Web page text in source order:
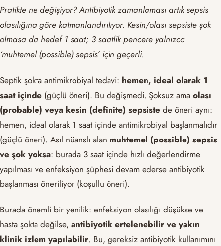
Pratikte ne değişiyor? Antibiyotik zamanlaması artık sepsis
olasılığına göre katmanlandırılıyor. Kesin/olası sepsiste şok
olmasa da hedef 1 saat; 3 saatlik pencere yalnızca
‘muhtemel (possible) sepsis’ için geçerli.
Septik şokta antimikrobiyal tedavi: hemen, ideal olarak 1
saat içinde (güçlü öneri). Bu değişmedi. Şoksuz ama olası
(probable) veya kesin (definite) sepsiste de öneri aynı:
hemen, ideal olarak 1 saat içinde antimikrobiyal başlanmalıdır
(güçlü öneri). Asıl nüanslı alan muhtemel (possible) sepsis
ve şok yoksa: burada 3 saat içinde hızlı değerlendirme
yapılması ve enfeksiyon şüphesi devam ederse antibiyotik
başlanması öneriliyor (koşullu öneri).
Burada önemli bir yenilik: enfeksiyon olasılığı düşükse ve
hasta şokta değilse, antibiyotik ertelenebilir ve yakın
klinik izlem yapılabilir. Bu, gereksiz antibiyotik kullanımını